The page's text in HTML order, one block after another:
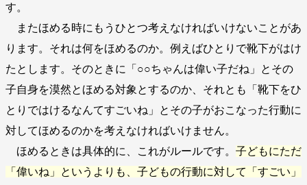
す。
またほめる時にもうひとつ考えなければいけないことがあ
ります。それは何をほめるのか。例えばひとりで靴下がはけ
たとします。そのときに「○○ちゃんは偉い子だね」とその
子自身を漠然とほめる対象とするのか、それとも「靴下をひ
とりではけるなんてすごいね」とその子がおこなった行動に
対してほめるのかを考えなければいけません。
ほめるときは具体的に、これがルールです。 子どもにただ
「偉いね」というよりも、子どもの行動に対して「すごい」